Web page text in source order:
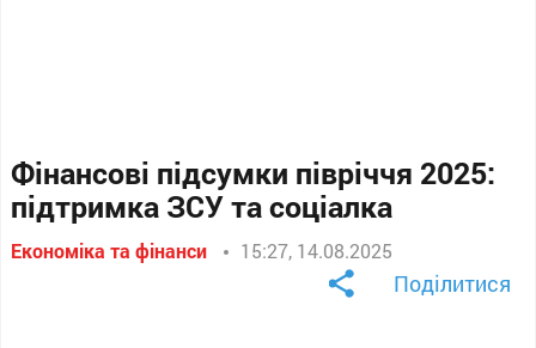
Фінансові підсумки півріччя 2025:
підтримка ЗСУ та соціалка
Економіка та фінанси 15:27, 14.08.2025
Поділитися